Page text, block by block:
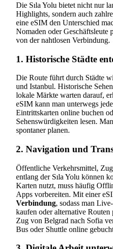
Die Sıla Yolu bietet nicht nur
Highlights, sondern auch
eine eSIM den Unterschied
Nomaden oder Geschäftsleute
von der nahtlosen Verbindung.
1. Historische Städte
Die Route führt durch Städte
und Istanbul. Historische
lokale Märkte warten darauf,
eSIM kann man unterwegs
Eintrittskarten online buchen
Sehenswürdigkeiten lesen.
spontaner planen.
2. Navigation und
Öffentliche Verkehrsmittel,
entlang der Sıla Yolu können
Karten nutzt, muss häufig
Apps vorbereiten. Mit einer
Verbindung, sodass man
kaufen oder alternative
Zug von Belgrad nach Sofia
Bus oder Shuttle online